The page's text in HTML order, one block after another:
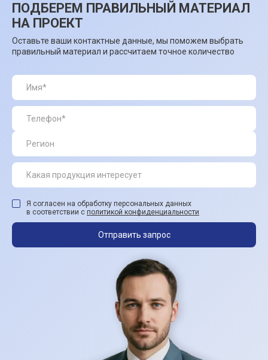
ПОДБЕРЕМ ПРАВИЛЬНЫЙ МАТЕРИАЛ
НА ПРОЕКТ
Оставьте ваши контактные данные, мы поможем выбрать
правильный материал и рассчитаем точное количество
Я согласен на обработку персональных данных
в соответствии с политикой конфиденциальности
Отправить запрос